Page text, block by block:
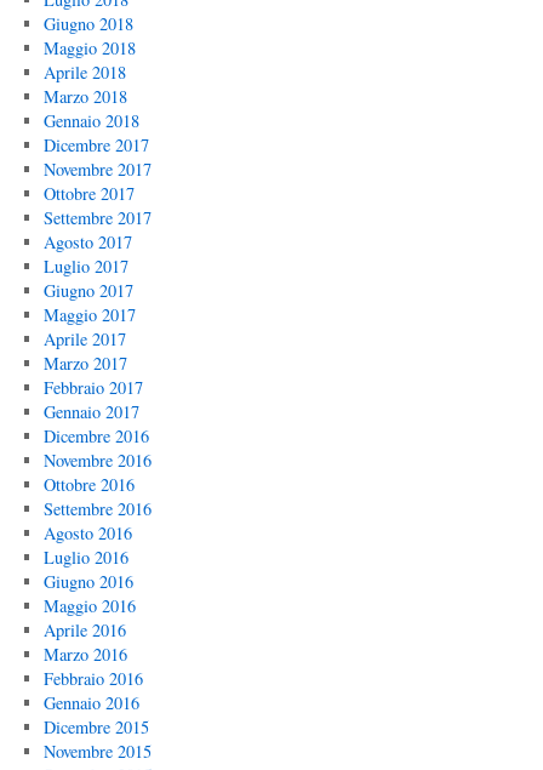
Giugno 2018
Maggio 2018
Aprile 2018
Marzo 2018
Gennaio 2018
Dicembre 2017
Novembre 2017
Ottobre 2017
Settembre 2017
Agosto 2017
Luglio 2017
Giugno 2017
Maggio 2017
Aprile 2017
Marzo 2017
Febbraio 2017
Gennaio 2017
Dicembre 2016
Novembre 2016
Ottobre 2016
Settembre 2016
Agosto 2016
Luglio 2016
Giugno 2016
Maggio 2016
Aprile 2016
Marzo 2016
Febbraio 2016
Gennaio 2016
Dicembre 2015
Novembre 2015